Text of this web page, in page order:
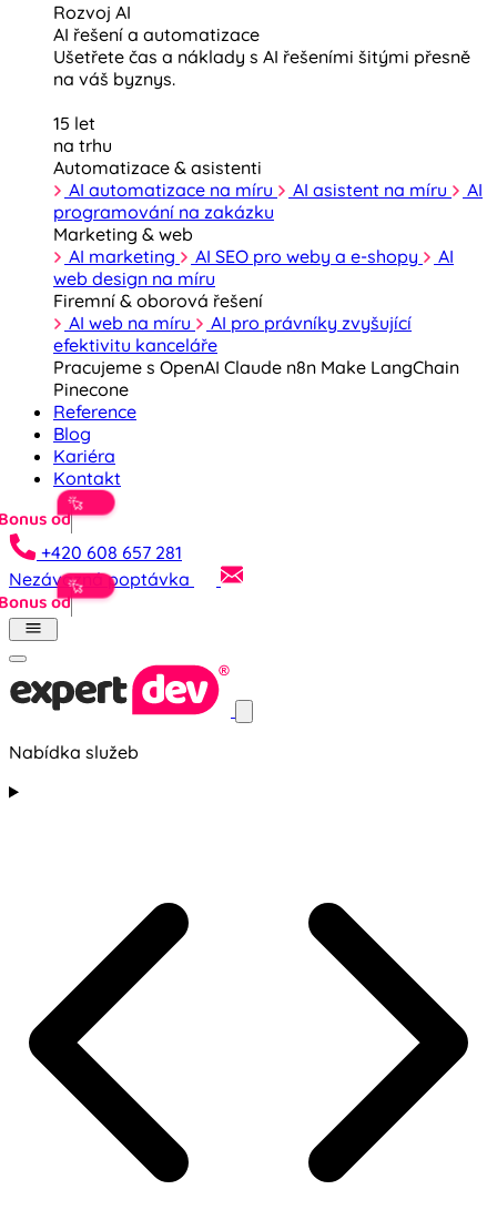
Rozvoj AI
AI řešení a automatizace
Ušetřete čas a náklady s AI řešeními šitými přesně
na váš byznys.
15 let
na trhu
Automatizace & asistenti
AI automatizace na míru
AI asistent na míru
AI
programování na zakázku
Marketing & web
AI marketing
AI SEO pro weby a e-shopy
AI
web design na míru
Firemní & oborová řešení
AI web na míru
AI pro právníky zvyšující
efektivitu kanceláře
Pracujeme s OpenAI Claude n8n Make LangChain
Pinecone
Reference
Blog
Kariéra
Kontakt
+420 608 657 281
Nezávazná poptávka
Nabídka služeb